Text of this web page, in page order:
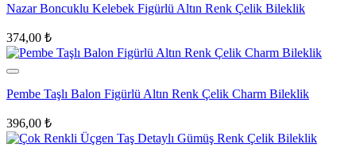
Nazar Boncuklu Kelebek Figürlü Altın Renk Çelik Bileklik
374,00 ₺
Pembe Taşlı Balon Figürlü Altın Renk Çelik Charm Bileklik
396,00 ₺